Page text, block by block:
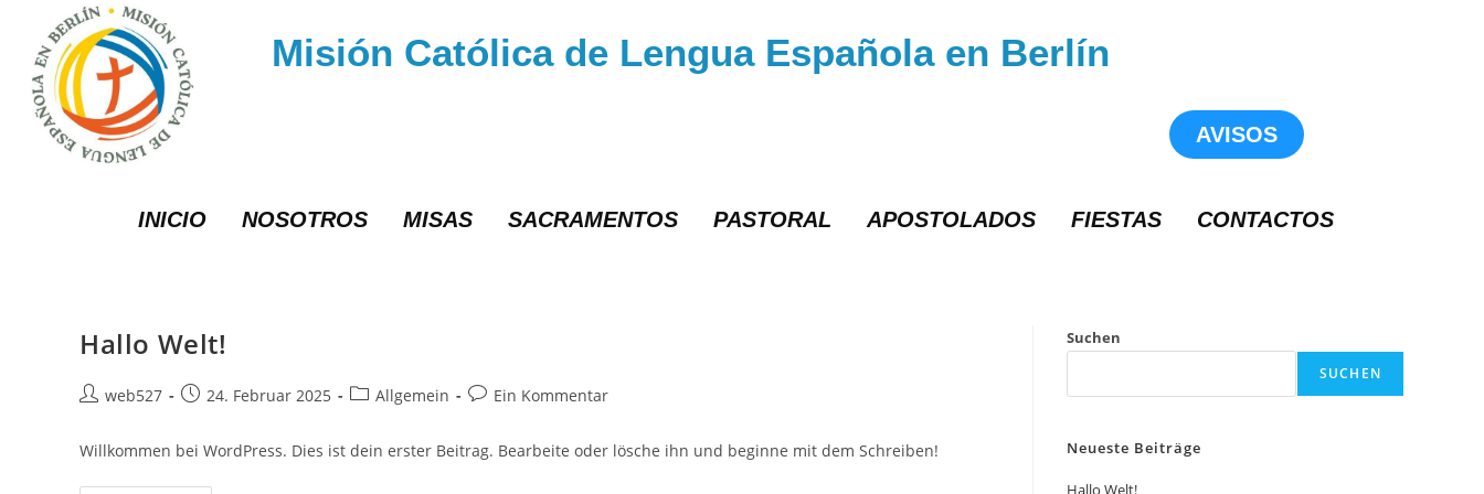
Misión Católica de Lengua Española en Berlín
AVISOS
INICIO NOSOTROS MISAS SACRAMENTOS PASTORAL APOSTOLADOS FIESTAS CONTACTOS
Hallo Welt!
web527 24. Februar 2025 Allgemein Ein Kommentar
Willkommen bei WordPress. Dies ist dein erster Beitrag. Bearbeite oder lösche ihn und beginne mit dem Schreiben!
Suchen
SUCHEN
Neueste Beiträge
Hallo Welt!